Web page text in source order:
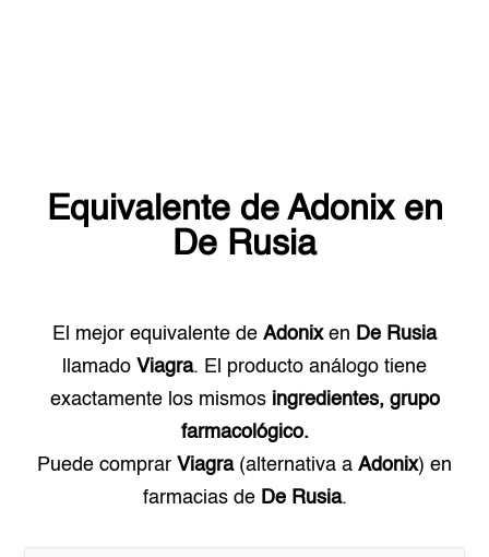
Equivalente de Adonixen
De Rusia
El mejor equivalente de Adonixen De Rusia
llamado Viagra. El producto análogo tiene
exactamente los mismos ingredientes, grupo
farmacológico.
Puede comprar Viagra(alternativa a Adonix) en
farmacias de De Rusia.